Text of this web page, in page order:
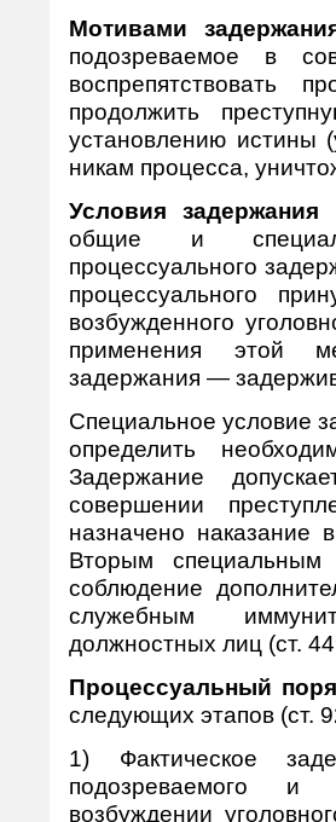
Мотивами
подозреваемое в
воспрепятствовать
продолжить
установлению истины
никам процесса,
Условия задержания
общие и
процессуального
процессуального
возбужденного
применения этой
задержания —
Специальное условие
определить
Задержание
совершении
назначено наказание
Вторым специальным
соблюдение
служебным
должностных лиц (ст.
Процессуальный
следующих этапов (ст.
1) Фактическое
подозреваемого и
возбуждении